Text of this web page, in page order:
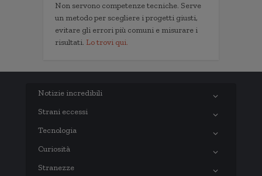
Non servono competenze tecniche. Serve
un metodo per scegliere i progetti giusti,
evitare gli errori più comuni e misurare i
risultati. Lo trovi qui.
Notizie incredibili
Strani eccessi
Tecnologia
Curiosità
Stranezze